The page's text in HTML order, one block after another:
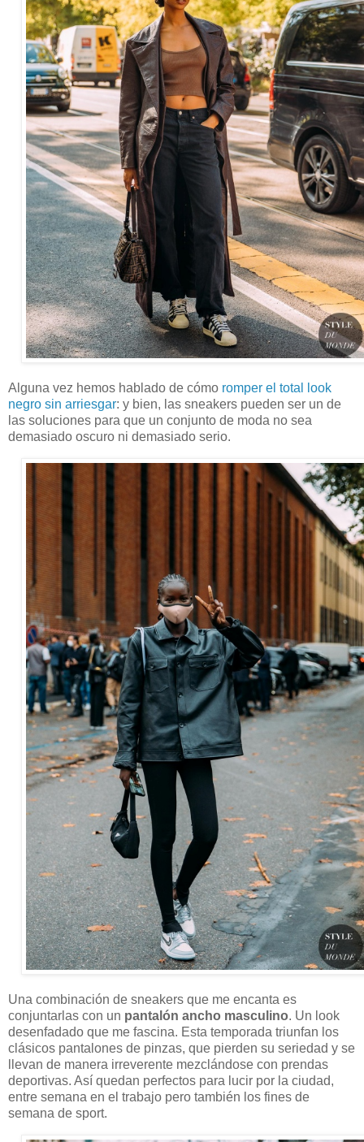
Alguna vez hemos hablado de cómo romper el total look
negro sin arriesgar: y bien, las sneakers pueden ser un de
las soluciones para que un conjunto de moda no sea
demasiado oscuro ni demasiado serio.
Una combinación de sneakers que me encanta es
conjuntarlas con un pantalón ancho masculino. Un look
desenfadado que me fascina. Esta temporada triunfan los
clásicos pantalones de pinzas, que pierden su seriedad y se
llevan de manera irreverente mezclándose con prendas
deportivas. Así quedan perfectos para lucir por la ciudad,
entre semana en el trabajo pero también los fines de
semana de sport.